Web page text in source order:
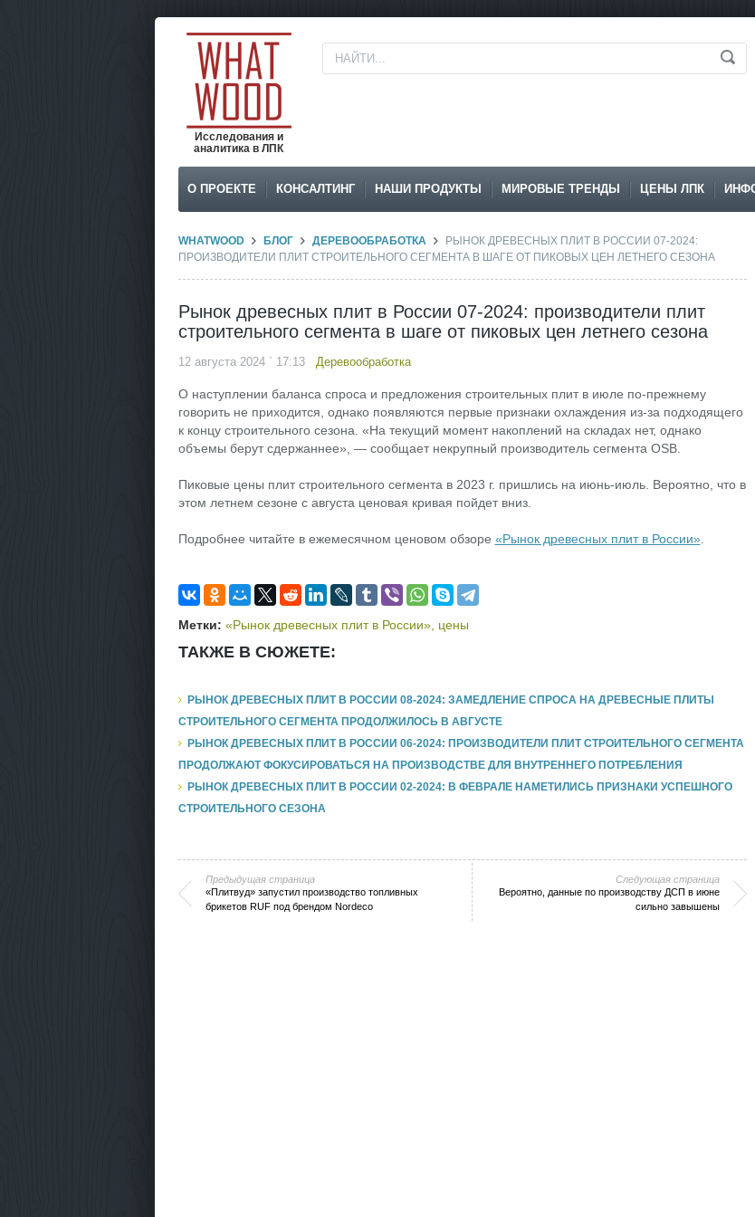
Исследования и
аналитика в ЛПК
О ПРОЕКТЕ КОНСАЛТИНГ НАШИ ПРОДУКТЫ МИРОВЫЕ ТРЕНДЫ ЦЕНЫ ЛПК
WHATWOOD БЛОГ ДЕРЕВООБРАБОТКА
РЫНОК ДРЕВЕСНЫХ ПЛИТ В РОССИИ 07-2024:
ПРОИЗВОДИТЕЛИ ПЛИТ СТРОИТЕЛЬНОГО СЕГМЕНТА В ШАГЕ ОТ ПИКОВЫХ ЦЕН ЛЕТНЕГО СЕЗОНА
Рынок древесных плит в России 07-2024: производители плит
строительного сегмента в шаге от пиковых цен летнего сезона
12 августа 2024 ` 17:13 Деревообработка
О наступлении баланса спроса и предложения строительных плит в июле по-прежнему
говорить не приходится, однако появляются первые признаки охлаждения из-за подходящего
к концу строительного сезона. «На текущий момент накоплений на складах нет, однако
объемы берут сдержаннее», — сообщает некрупный производитель сегмента OSB.
Пиковые цены плит строительного сегмента в 2023 г. пришлись на июнь-июль. Вероятно, что в
этом летнем сезоне с августа ценовая кривая пойдет вниз.
Подробнее читайте в ежемесячном ценовом обзоре «Рынок древесных плит в России».
Метки: «Рынок древесных плит в России», цены
ТАКЖЕ В СЮЖЕТЕ:
РЫНОК ДРЕВЕСНЫХ ПЛИТ В РОССИИ 08-2024: ЗАМЕДЛЕНИЕ СПРОСА НА ДРЕВЕСНЫЕ ПЛИТЫ
СТРОИТЕЛЬНОГО СЕГМЕНТА ПРОДОЛЖИЛОСЬ В АВГУСТЕ
РЫНОК ДРЕВЕСНЫХ ПЛИТ В РОССИИ 06-2024: ПРОИЗВОДИТЕЛИ ПЛИТ СТРОИТЕЛЬНОГО СЕГМЕНТА
ПРОДОЛЖАЮТ ФОКУСИРОВАТЬСЯ НА ПРОИЗВОДСТВЕ ДЛЯ ВНУТРЕННЕГО ПОТРЕБЛЕНИЯ
РЫНОК ДРЕВЕСНЫХ ПЛИТ В РОССИИ 02-2024: В ФЕВРАЛЕ НАМЕТИЛИСЬ ПРИЗНАКИ УСПЕШНОГО
СТРОИТЕЛЬНОГО СЕЗОНА
Предыдущая страница
«Плитвуд» запустил производство топливных
брикетов RUF под брендом Nordeco
Следующая страница
Вероятно, данные по производству ДСП в июне
сильно завышены